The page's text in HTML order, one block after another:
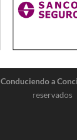
Conduciendo a
reservados